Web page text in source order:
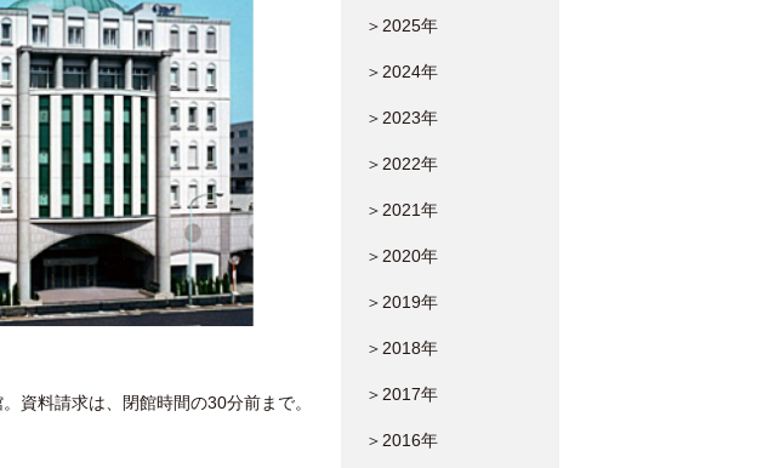
資料請求は、閉館時間の30分前まで。
＞2025年
＞2024年
＞2023年
＞2022年
＞2021年
＞2020年
＞2019年
＞2018年
＞2017年
＞2016年